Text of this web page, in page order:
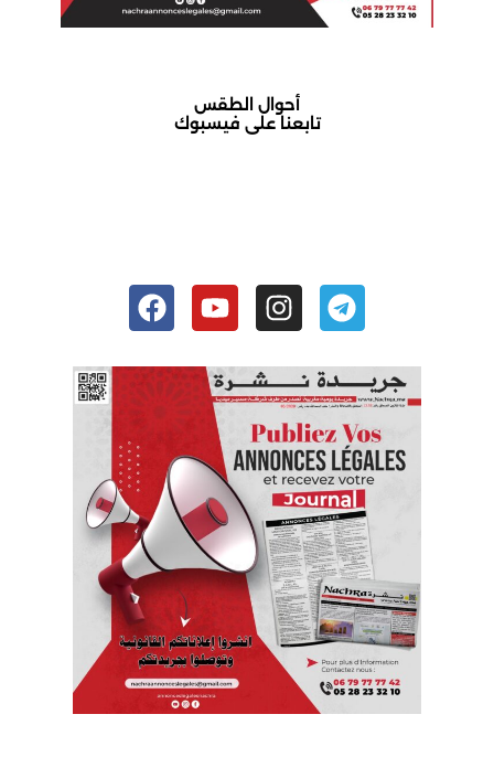
أحوال الطقس
أكادير حالة الطقستابعنا على فيسبوك
Telegram
Instagram
Youtube
Facebook